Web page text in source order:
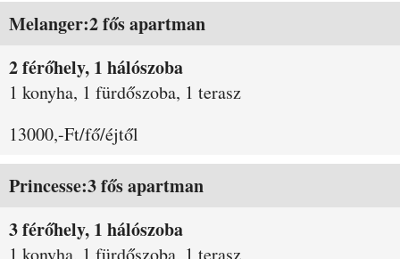
Szobák és árak
Melanger:2 fős apartman
2 férőhely, 1 hálószoba
1 konyha, 1 fürdőszoba, 1 terasz
13000,-Ft/fő/éjtől
Princesse:3 fős apartman
3 férőhely, 1 hálószoba
1 konyha, 1 fürdőszoba, 1 terasz